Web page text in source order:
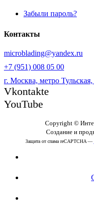
Забыли пароль?
Контакты
microblading@yandex.ru
+7 (951) 008 05 00
г. Москва, метро
Vkontakte
YouTube
Copyright ©
Создание и
Защита от спама reCAPTCHA —